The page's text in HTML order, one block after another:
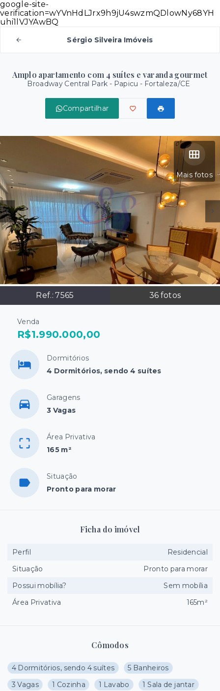
google-site-
verification=wYVnHdLJrx9h9jU4swzmQDlowNy68YH
uhi1lVJYAwBQ
Sérgio Silveira Imóveis
Amplo apartamento com 4 suítes e varanda gourmet
Broadway Central Park - Papicu - Fortaleza/CE
Compartilhar
Mais fotos
Ref.:7565 36 fotos
Venda
R$1.990.000,00
Dormitórios
4 Dormitórios, sendo 4 suítes
Garagens
3 Vagas
Área Privativa
165 m²
Situação
Pronto para morar
Cômodos
4 Dormitórios, sendo 4 suítes
5 Banheiros
3 Vagas
1 Cozinha 1 Lavabo
1 Sala de jantar
Ficha do imóvel
Perfil
Residencial
Situação
Pronto para morar
Possui mobília?
Sem mobília
Área Privativa
165m²